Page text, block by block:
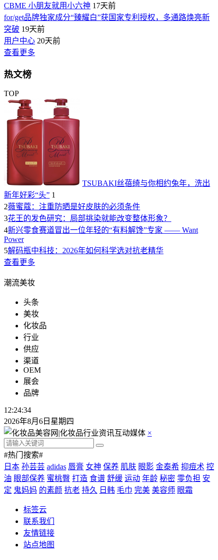
CBME 小朋友就用小六神 17天前
for/get品牌独家成分“臻耀白”获国家专利授权，多通路焕亮新
突破 19天前
用户中心 20天前
查看更多
热文榜
TOP
TSUBAKI丝蓓绮与你相约兔年，洗出
新年好彩“头” 1
2薇蜜蔻：注重防晒是好皮肤的必须条件
3花王的发色研究：局部挑染就能改变整体形象？
4新兴零食赛道冒出一位年轻的“有料解馋”专家 —— Want
Power
5解码瓶中科技：2026年如何科学选对抗老精华
查看更多
潮流美妆
头条
美妆
化妆品
行业
供应
渠道
OEM
展会
品牌
12:24:34
2026年8月6日星期四
×
#热门搜索#
日本 孙芸芸 adidas 唇膏 女神 保养 肌肤 眼影 金泰希 抑痘术 控
油 眼部保养 蜜桃臀 打造 食谱 舒缓 运动 年龄 秘密 零负担 安
定 鬼妈妈 的素颜 抗老 持久 日韩 毛巾 完美 美容师 眼霜
标签云
联系我们
友情链接
站点地图